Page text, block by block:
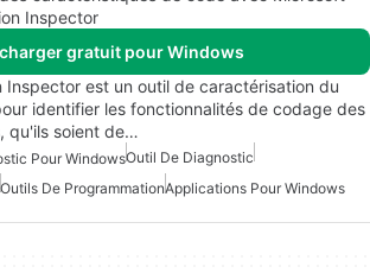
Inspector
gratuit pour Windows
Inspector est un outil de caractérisation du
identifier les fonctionnalités de codage des
qu'ils soient de…
Pour WindowsOutil De Diagnostic
Outils De ProgrammationApplications Pour Windows